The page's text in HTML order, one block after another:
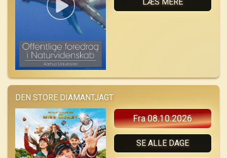
LÆS MERE
DEN STORE DIAMANTJAGT
Fra 08.10.2026
SE ALLE DAGE